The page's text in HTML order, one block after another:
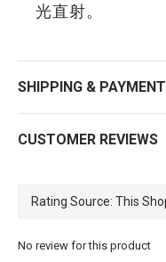
光直射。
SHIPPING & PAYMENT
CUSTOMER REVIEWS
No review for this product